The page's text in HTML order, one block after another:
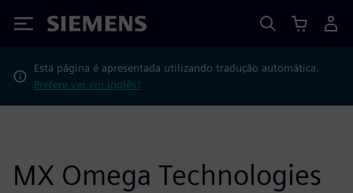
Siemens
Esta página é apresentada utilizando tradução automática.
Prefere ver em inglês?
MX Omega Technologies